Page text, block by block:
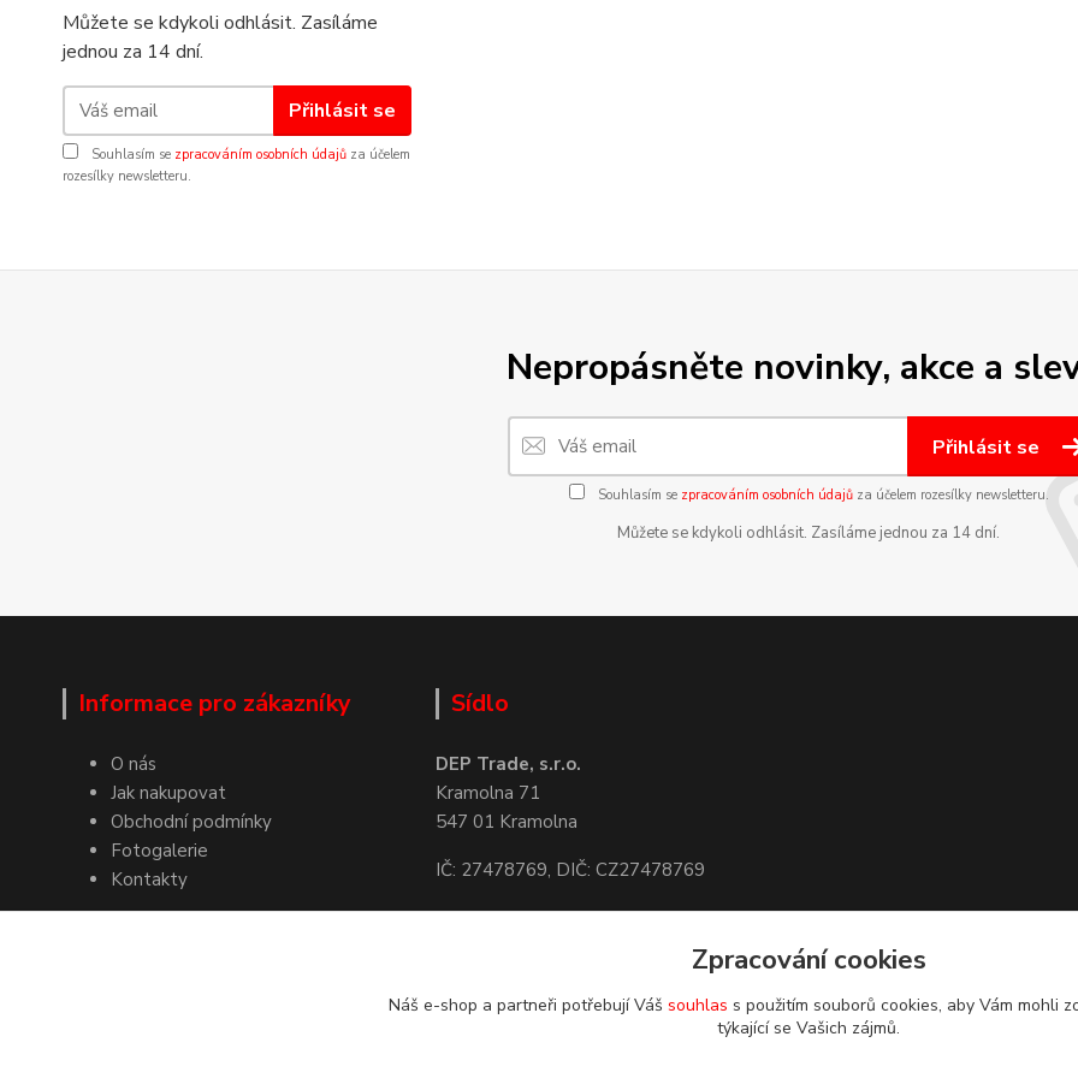
Můžete se kdykoli odhlásit. Zasíláme
jednou za 14 dní.
Přihlásit se
Souhlasím se zpracováním osobních údajů za účelem
rozesílky newsletteru.
Nepropásněte novinky, akce a
Přihlásit se
Souhlasím se zpracováním osobních údajůza účelem rozesílky newsletteru.
Můžete se kdykoli odhlásit. Zasíláme jednou za 14 dní.
Informace pro zákazníky
O nás
Jak nakupovat
Obchodní podmínky
Fotogalerie
Kontakty
Sídlo
DEP Trade, s.r.o.
Kramolna 71
547 01 Kramolna
IČ: 27478769, DIČ: CZ27478769
Zpracování cookies
Náš e-shop a partneři potřebují Váš souhlas s použitím souborů cookies, aby Vám mohli
týkající se Vašich zájmů.